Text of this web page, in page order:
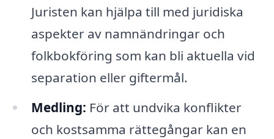
Juristen kan hjälpa till med juridiska
aspekter av namnändringar och
folkbokföring som kan bli aktuella vid
separation eller giftermål.
Medling: För att undvika konflikter
och kostsamma rättegångar kan en